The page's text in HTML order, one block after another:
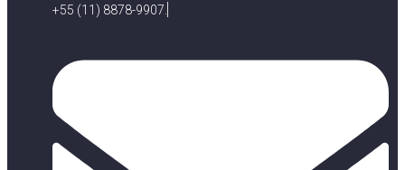
+55 (11) 8878-9907.